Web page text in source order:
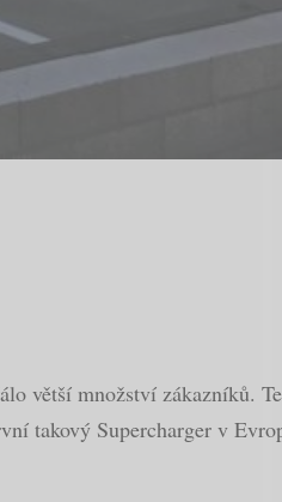
větší množství zákazníků.
takový Supercharger v